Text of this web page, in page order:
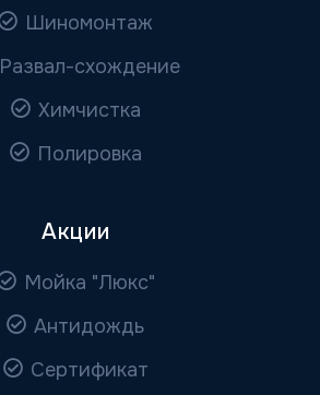
Шиномонтаж
Развал-схождение
Химчистка
Полировка
Акции
Мойка "Люкс"
Антидождь
Сертификат